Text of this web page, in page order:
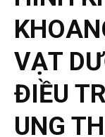
VẠT
ĐIỀU
UNG